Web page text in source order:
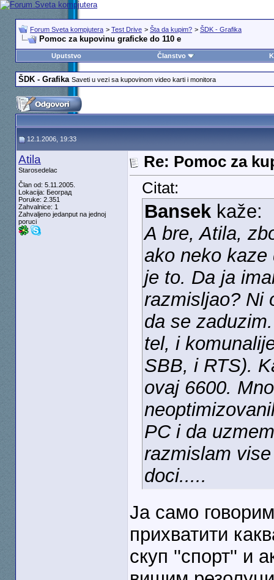
Forum Sveta kompjutera > Test Drive > Šta da kupim? > ŠDK - Grafika
Pomoc za kupovinu graficke do 110 e
Uputstvo Članstvo
ŠDK - Grafika Saveti u vezi sa kupovinom video karti i monitora
12.1.2006, 19:33
Atila
Starosedelac
Član od: 5.11.2005.
Lokacija: Београд
Poruke: 2.351
Zahvalnice: 1
Zahvaljeno jedanput na jednoj
poruci
Re: Pomoc za
Citat:
Bansekkaže:
A bre, Atila,
ako neko
je to. Da ja
razmisljao? Ni
da se
tel, i
SBB, i RTS).
ovaj 6600.
PC i da
razmislam
doci.....
Ја само
прихватити
скуп ''спорт'' и